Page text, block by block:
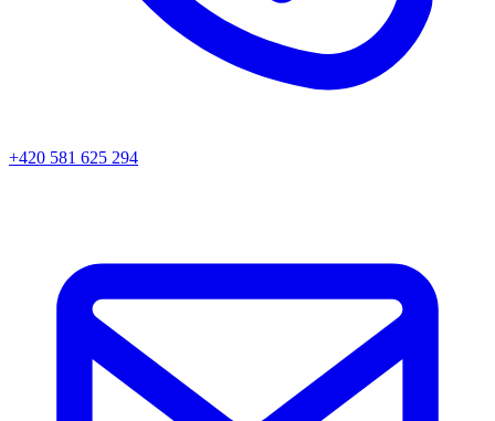
+420 581 625 294